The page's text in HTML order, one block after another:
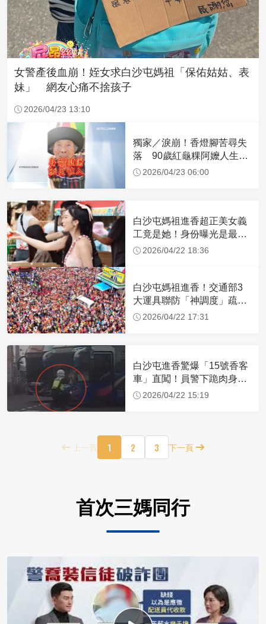
女警產後血崩！姪女求白沙屯媽祖「保佑姑姑、表
妹」 網友心痛不捨孩子
2026/04/23 13:10
獨家／淚崩！香燈腳苦尋失
落 90歲紅龜粿阿嬤人生謝
幕2026/04/23 06:00
白沙屯媽祖進香超正美女義
工竟是她！身份曝光是最美
禮生 一輩子不結婚
2026/04/22 18:36
白沙屯媽祖進香！交通部3
大運具聯防「神調度」疏運
32.1萬創新高
2026/04/22 17:31
白沙屯進香驚爆「15號香客
車」直闖！員警下跪肉身擋
車：讓行人先過
2026/04/22 15:19
上一頁 1 2 3 下一頁
首次三媽同行